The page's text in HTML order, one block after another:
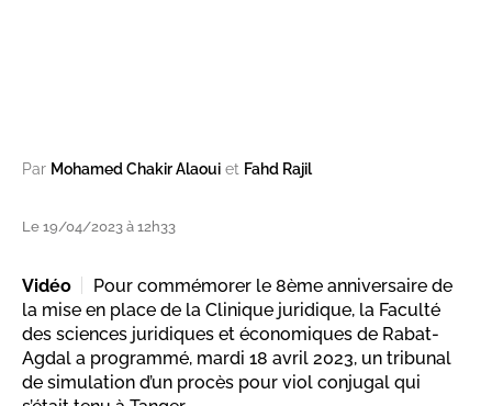
Par Mohamed Chakir Alaoui et Fahd Rajil
Le 19/04/2023 à 12h33
Vidéo
Pour commémorer le 8ème anniversaire de
la mise en place de la Clinique juridique, la Faculté
des sciences juridiques et économiques de Rabat-
Agdal a programmé, mardi 18 avril 2023, un tribunal
de simulation d’un procès pour viol conjugal qui